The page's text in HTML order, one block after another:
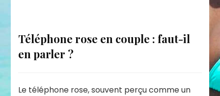
Téléphone rose en couple : faut-il
en parler ?
Le téléphone rose, souvent perçu comme un